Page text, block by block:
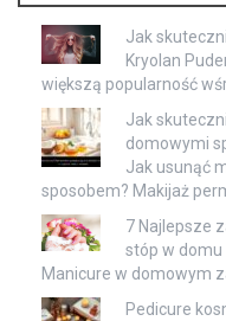
Jak
Kryolan
większą popularność
Jak
domowymi
Jak usunąć
sposobem? Makijaż
7 Najlepsze
stóp w domu
Manicure w domowym
Pedicure